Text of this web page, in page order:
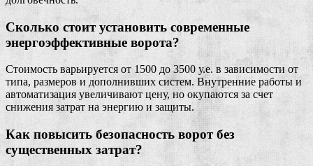
Сколько стоит установить современные
энергоэффективные ворота?
Стоимость варьируется от 1500 до 3500 у.е. в зависимости от
типа, размеров и дополнивших систем. Внутренние работы и
автоматизация увеличивают цену, но окупаются за счет
снижения затрат на энергию и защиты.
Как повысить безопасность ворот без
существенных затрат?